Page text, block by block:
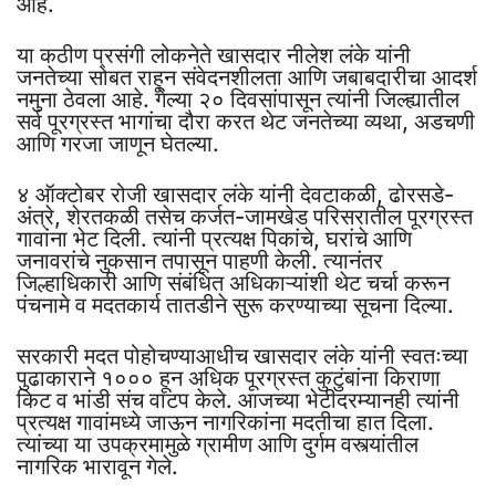
या कठीण प्रसंगी लोकनेते खासदार नीलेश लंके यांनी
जनतेच्या सोबत राहून संवेदनशीलता आणि जबाबदारीचा आदर्श
नमुना ठेवला आहे. गेल्या २० दिवसांपासून त्यांनी जिल्ह्यातील
सर्व पूरग्रस्त भागांचा दौरा करत थेट जनतेच्या व्यथा, अडचणी
आणि गरजा जाणून घेतल्या.
४ ऑक्टोबर रोजी खासदार लंके यांनी देवटाकळी, ढोरसडे-
अंत्रे, शेरतकळी तसेच कर्जत-जामखेड परिसरातील पूरग्रस्त
गावांना भेट दिली. त्यांनी प्रत्यक्ष पिकांचे, घरांचे आणि
जनावरांचे नुकसान तपासून पाहणी केली. त्यानंतर
जिल्हाधिकारी आणि संबंधित अधिकाऱ्यांशी थेट चर्चा करून
पंचनामे व मदतकार्य तातडीने सुरू करण्याच्या सूचना दिल्या.
सरकारी मदत पोहोचण्याआधीच खासदार लंके यांनी स्वतःच्या
पुढाकाराने १००० हून अधिक पूरग्रस्त कुटुंबांना किराणा
किट व भांडी संच वाटप केले. आजच्या भेटीदरम्यानही त्यांनी
प्रत्यक्ष गावांमध्ये जाऊन नागरिकांना मदतीचा हात दिला.
त्यांच्या या उपक्रमामुळे ग्रामीण आणि दुर्गम वस्त्यांतील
नागरिक भारावून गेले.